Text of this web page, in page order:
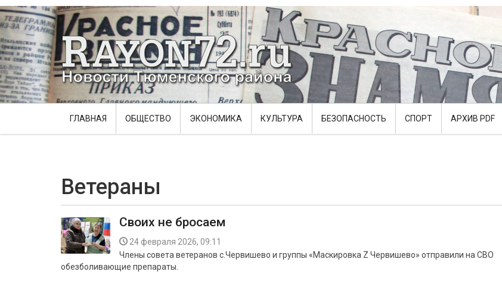
ГЛАВНАЯ ОБЩЕСТВО ЭКОНОМИКА КУЛЬТУРА БЕЗОПАСНОСТЬ СПОРТ АРХИВ PDF
Ветераны
Своих не бросаем
24 февраля 2026, 09:11
Члены совета ветеранов с.Червишево и группы «Маскировка Z Червишево» отправили на СВО
обезболивающие препараты.